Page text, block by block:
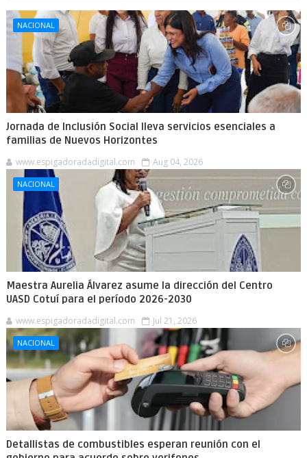
NACIONAL
Jornada de Inclusión Social lleva servicios esenciales a
familias de Nuevos Horizontes
www.espigadoradadigital.com Aug 04, 2026
NACIONAL
Maestra Aurelia Álvarez asume la dirección del Centro
UASD Cotuí para el período 2026-2030
www.espigadoradadigital.com Jul 21, 2026
NACIONAL
Detallistas de combustibles esperan reunión con el